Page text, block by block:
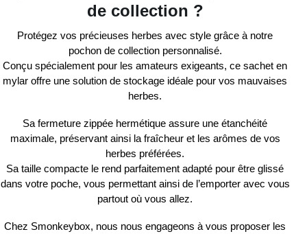
de collection ?
Protégez vos précieuses herbes avec style grâce à notre
pochon de collection personnalisé.
Conçu spécialement pour les amateurs exigeants, ce sachet en
mylar offre une solution de stockage idéale pour vos mauvaises
herbes.
Safermeture zippée hermétique assure uneétanchéité
maximale, préservant ainsi la fraîcheuret les arômes de vos
herbes préférées.
Sataille compacte le rend parfaitement adapté pour être glissé
dans votre poche, vous permettant ainsi de l’emporter avec vous
partout où vous allez.
Chez Smonkeybox, nous nous engageons à vous proposer les